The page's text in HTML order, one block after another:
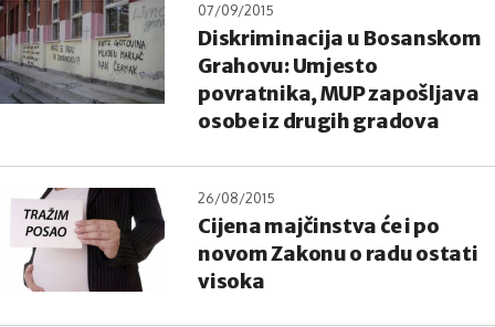
07/09/2015
Diskriminacija u Bosanskom
Grahovu: Umjesto
povratnika, MUP zapošljava
osobe iz drugih gradova
26/08/2015
Cijena majčinstva će i po
novom Zakonu o radu ostati
visoka